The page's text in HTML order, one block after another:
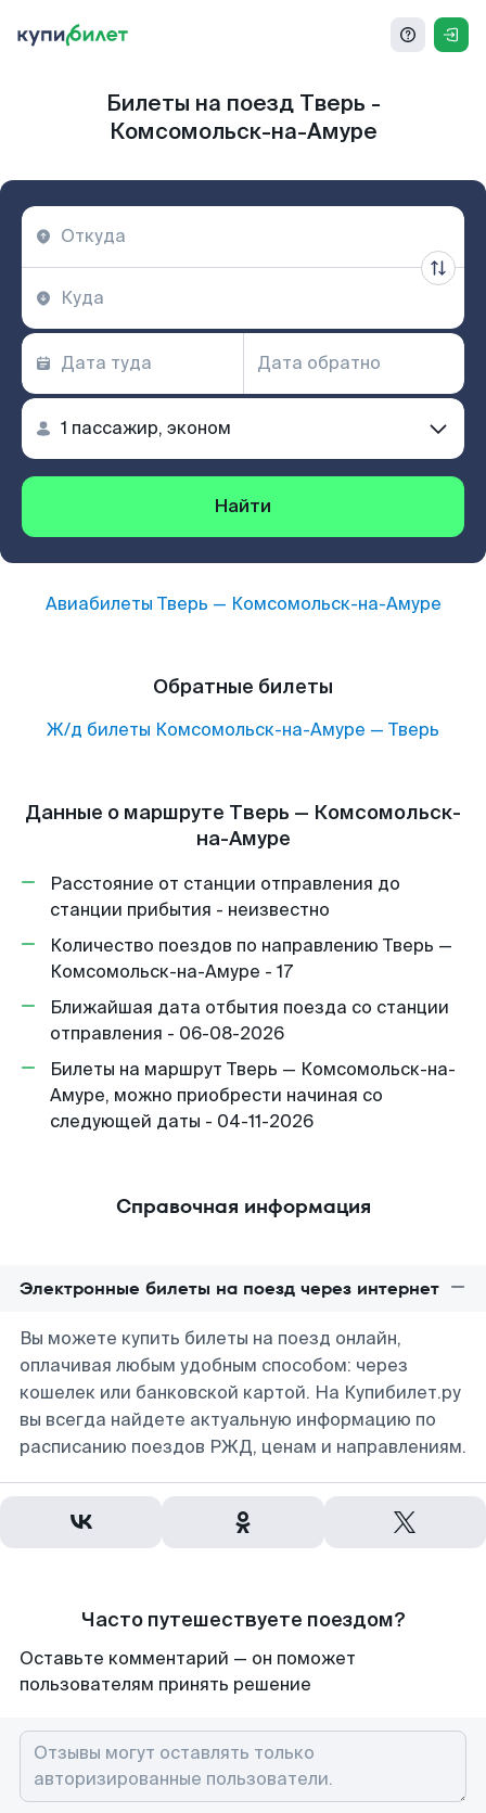
Билеты на поезд Тверь -
Комсомольск-на-Амуре
Найти
Авиабилеты Тверь — Комсомольск-на-Амуре
Обратные билеты
Ж/д билеты Комсомольск-на-Амуре — Тверь
Данные о маршруте Тверь — Комсомольск-
на-Амуре
Расстояние от станции отправления до
станции прибытия - неизвестно
Количество поездов по направлению Тверь —
Комсомольск-на-Амуре - 17
Ближайшая дата отбытия поезда со станции
отправления - 06-08-2026
Билеты на маршрут Тверь — Комсомольск-на-
Амуре, можно приобрести начиная со
следующей даты - 04-11-2026
Справочная информация
Электронные билеты на поезд через интернет
Вы можете купить билеты на поезд онлайн,
оплачивая любым удобным способом: через
кошелек или банковской картой. На Купибилет.ру
вы всегда найдете актуальную информацию по
расписанию поездов РЖД, ценам и направлениям.
Часто путешествуете поездом?
Оставьте комментарий — он поможет
пользователям принять решение